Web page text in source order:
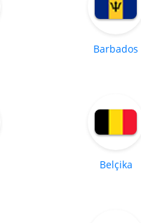
Barbados
Belçika